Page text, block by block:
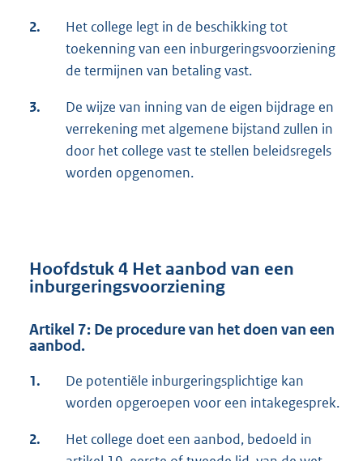
2.
Het college legt in de beschikking tot
toekenning van een inburgeringsvoorziening
de termijnen van betaling vast.
3.
De wijze van inning van de eigen bijdrage en
verrekening met algemene bijstand zullen in
door het college vast te stellen beleidsregels
worden opgenomen.
Hoofdstuk 4 Het aanbod van een
inburgeringsvoorziening
Artikel 7: De procedure van het doen van een
aanbod.
1.
De potentiële inburgeringsplichtige kan
worden opgeroepen voor een intakegesprek.
2.
Het college doet een aanbod, bedoeld in